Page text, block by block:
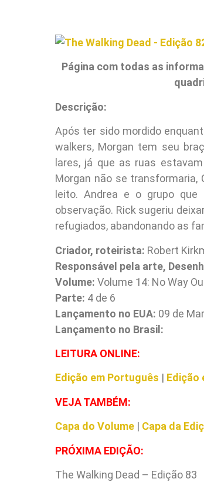
Página com todas as
Descrição:
Após ter sido mordido
walkers, Morgan tem seu
lares, já que as ruas
Morgan não se transformaria,
leito. Andrea e o grupo
observação. Rick sugeriu
refugiados, abandonando as
Criador, roteirista: Robert
Responsável pela arte,
Volume: Volume 14: No Way
Parte: 4 de 6
Lançamento no EUA: 09 de
Lançamento no Brasil:
LEITURA ONLINE:
Edição em Português | Edição
VEJA TAMBÉM:
Capa do Volume | Capa da
PRÓXIMA EDIÇÃO:
The Walking Dead – Edição 83